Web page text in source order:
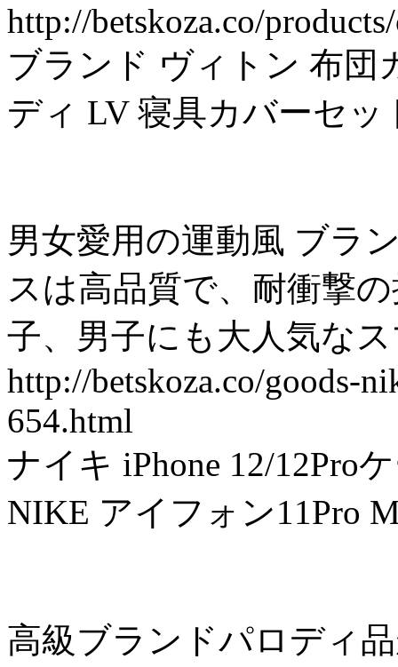
http://betskoza.co/
ブランド ヴィトン 布団
ディ LV 寝具カバーセッ
男女愛用の運動風 ブラ
スは高品質で、耐衝撃
子、男子にも大人気な
http://betskoza.co/goods-
654.html
ナイキ iPhone 12/12Pro
NIKE アイフォン11Pro
高級ブランドパロディ